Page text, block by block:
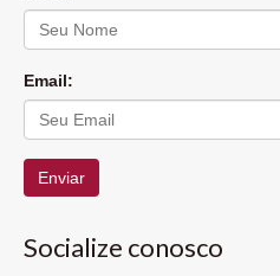
Email:
Enviar
Socialize conosco